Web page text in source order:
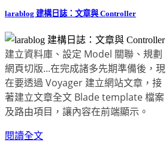
larablog 建構日誌：文章與 Controller
建立資料庫、設定 Model 關聯、規劃
網頁切版...在完成諸多先期準備後，現
在要透過 Voyager 建立網站文章，接
著建立文章全文 Blade template 檔案
及路由項目，讓內容在前端顯示。
閱讀全文